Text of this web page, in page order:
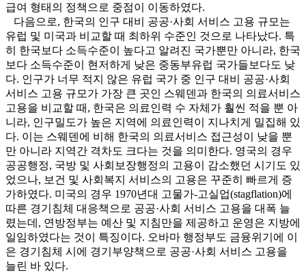
급여 형태의 정책으로 중점이 이동하였다.
다음으로, 한국의 인구 대비 공공·사회 서비스 고용 규모는
유럽 및 미국과 비교할 때 최하위 수준인 것으로 나타났다. 특
히 한국보다 소득수준이 높다고 알려진 국가뿐만 아니라, 한국
보다 소득수준이 현저하게 낮은 중동부유럽 국가들보다도 낮
다. 인구가 너무 적지 않은 유럽 국가 중 인구 대비 공공·사회
서비스 고용 규모가 가장 큰 곳인 스웨덴과 한국의 의료서비스
고용을 비교할 때, 한국은 의료인력 수 자체가 훨씬 적을 뿐 아
니라, 인구밀도가 높은 지역에 의료인력이 지나치게 밀집해 있
다. 이는 스웨덴에 비해 한국의 의료서비스 접근성이 낮을 뿐
만 아니라 지역간 격차도 크다는 것을 의미한다. 영국의 경우
공공행정, 국방 및 사회보장행정의 고용이 감소했던 시기도 있
었으나, 보건 및 사회복지 서비스의 고용은 꾸준히 빠르게 증
가하였다. 미국의 경우 1970년대 고물가-고실업(stagflation)에
따른 경기침체 대응책으로 공공·사회 서비스 고용을 대폭 늘
렸는데, 연방정부는 예산 및 지침만을 제공하고 운영은 지방에
일임하였다는 것이 특징이다. 오바마 행정부도 금융위기에 이
은 경기침체 시에 경기부양책으로 공공·사회 서비스 고용을
늘린 바 있다.